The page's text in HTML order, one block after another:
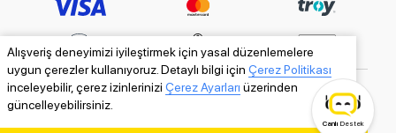
Alışveriş deneyimizi iyileştirmek için yasal düzenlemelere
uygun çerezler kullanıyoruz. Detaylı bilgi için Çerez Politikası
inceleyebilir, çerez izinlerinizi Çerez Ayarları üzerinden
güncelleyebilirsiniz.
Canlı Destek